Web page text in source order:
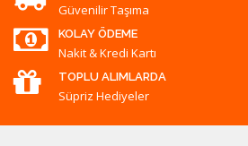
Güvenilir Taşıma
KOLAY ÖDEME
Nakit & Kredi Kartı
TOPLU ALIMLARDA
Süpriz Hediyeler